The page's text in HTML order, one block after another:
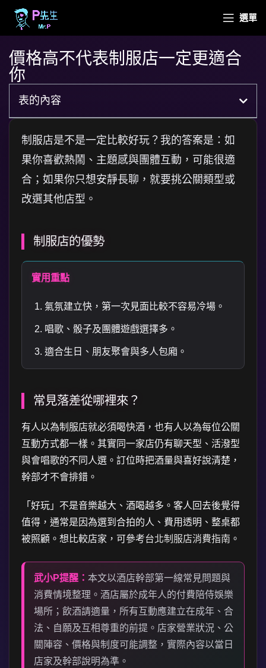
選單
價格高不代表制服店一定更適合
你
表的內容
制服店是不是一定比較好玩？我的答案是：如
果你喜歡熱鬧、主題感與團體互動，可能很適
合；如果你只想安靜長聊，就要挑公關類型或
改選其他店型。
制服店的優勢
實用重點
氣氛建立快，第一次見面比較不容易冷場。
唱歌、骰子及團體遊戲選擇多。
適合生日、朋友聚會與多人包廂。
常見落差從哪裡來？
有人以為制服店就必須喝快酒，也有人以為每位公關
互動方式都一樣。其實同一家店仍有聊天型、活潑型
與會唱歌的不同人選。訂位時把酒量與喜好說清楚，
幹部才不會排錯。
「好玩」不是音樂越大、酒喝越多。客人回去後覺得
值得，通常是因為選到合拍的人、費用透明、整桌都
被照顧。想比較店家，可參考台北制服店消費指南 。
武小P提醒：本文以酒店幹部第一線常見問題與
消費情境整理。酒店屬於成年人的付費陪侍娛樂
場所；飲酒請適量，所有互動應建立在成年、合
法、自願及互相尊重的前提。店家營業狀況、公
關陣容、價格與制度可能調整，實際內容以當日
店家及幹部說明為準。